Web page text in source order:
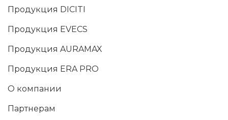
Продукция DICITI
Продукция EVECS
Продукция AURAMAX
Продукция ERA PRO
О компании
Партнерам